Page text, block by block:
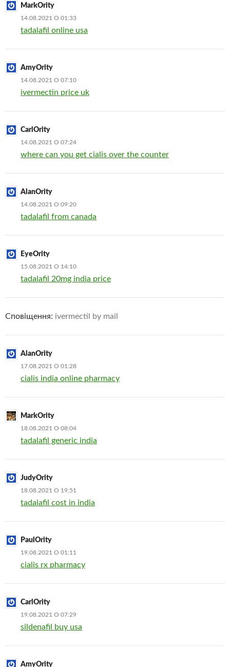
MarkOrity
14.08.2021 О 01:33
tadalafil online usa
AmyOrity
14.08.2021 О 07:10
ivermectin price uk
CarlOrity
14.08.2021 О 07:24
where can you get cialis over the counter
AlanOrity
14.08.2021 О 09:20
tadalafil from canada
EyeOrity
15.08.2021 О 14:10
tadalafil 20mg india price
Сповіщення: ivermectil by mail
AlanOrity
17.08.2021 О 01:28
cialis india online pharmacy
MarkOrity
18.08.2021 О 08:04
tadalafil generic india
JudyOrity
18.08.2021 О 19:51
tadalafil cost in india
PaulOrity
19.08.2021 О 01:11
cialis rx pharmacy
CarlOrity
19.08.2021 О 07:29
sildenafil buy usa
AmyOrity